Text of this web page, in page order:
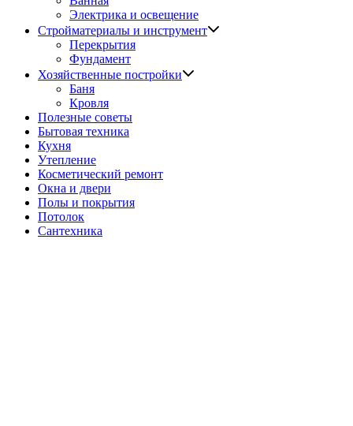
Электрика и освещение
Стройматериалы и инструмент
Перекрытия
Фундамент
Хозяйственные постройки
Баня
Кровля
Полезные советы
Бытовая техника
Кухня
Утепление
Косметический ремонт
Окна и двери
Полы и покрытия
Потолок
Сантехника